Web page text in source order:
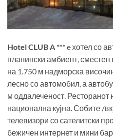
Hotel CLUB A ***e хотел со
планински амбиент,
на 1.750 м надморска
лесно со автомобил, а
м оддалеченост. Ресторанот
национална кујна. Собите /
телевизори со сателитски
бежичен интернет и мини